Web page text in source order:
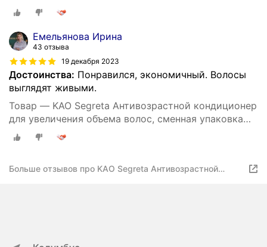
340 мл
Емельянова Ирина
43 отзыва
19 декабря 2023
Достоинства: Понравился, экономичный. Волосы
выглядят живыми.
Товар — KAO Segreta Антивозрастной кондиционер
для увеличения объема волос, сменная упаковка
340 мл
Больше отзывов про KAO Segreta Антивозрастной